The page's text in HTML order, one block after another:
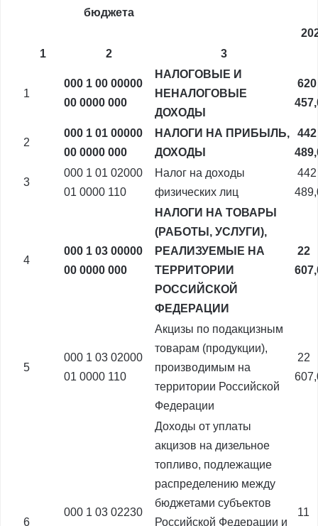
бюджета
1
2 3
1
000 1 00 00000
00 0000 000
НАЛОГОВЫЕ И
НЕНАЛОГОВЫЕ
ДОХОДЫ
620
2
000 1 01 00000
00 0000 000
НАЛОГИ НА ПРИБЫЛЬ,
ДОХОДЫ
442
3
000 1 01 02000
01 0000 110
Налог на доходы
физических лиц
442
4
000 1 03 00000
00 0000 000
НАЛОГИ НА ТОВАРЫ
(РАБОТЫ, УСЛУГИ),
РЕАЛИЗУЕМЫЕ НА
ТЕРРИТОРИИ
РОССИЙСКОЙ
ФЕДЕРАЦИИ
22
5
000 1 03 02000
01 0000 110
Акцизы по подакцизным
товарам (продукции),
производимым на
территории Российской
Федерации
22
6
000 1 03 02230
Доходы от уплаты
акцизов на дизельное
топливо, подлежащие
распределению между
бюджетами субъектов
Российской Федерации и
11